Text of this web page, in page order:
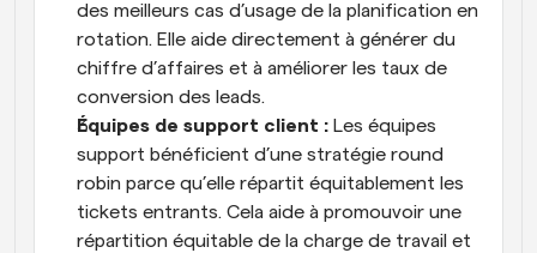
des meilleurs cas d’usage de la planification en
rotation. Elle aide directement à générer du
chiffre d’affaires et à améliorer les taux de
conversion des leads.
Équipes de support client : Les équipes
support bénéficient d’une stratégie round
robin parce qu’elle répartit équitablement les
tickets entrants. Cela aide à promouvoir une
répartition équitable de la charge de travail et